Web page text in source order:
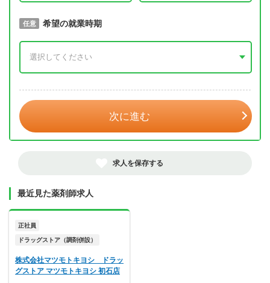
必須 取得予定年
任意 希望の就業時期
次に進む
求人を保存する
最近見た薬剤師求人
正社員
ドラッグストア（調剤併設）
株式会社マツモトキヨシ ドラッ
グストア マツモトキヨシ 初石店